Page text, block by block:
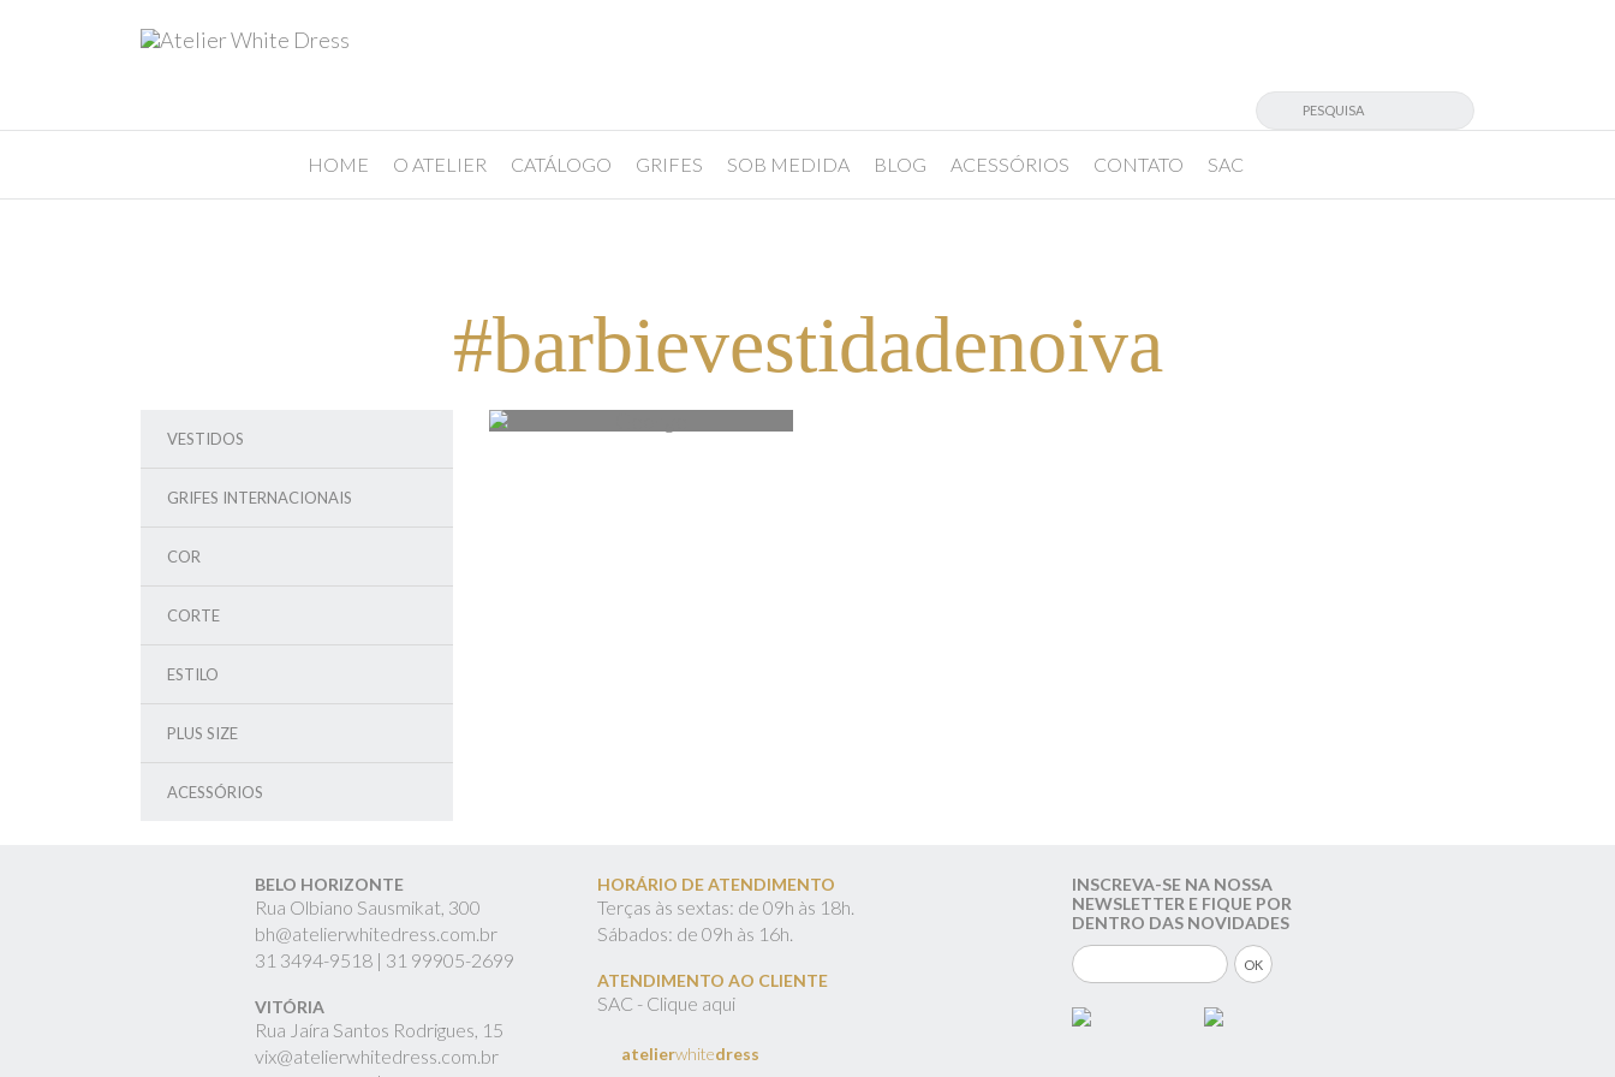
HOME O ATELIER CATÁLOGO GRIFES SOB MEDIDA BLOG ACESSÓRIOS CONTATO SAC
#barbievestidadenoiva
VESTIDOS
GRIFES INTERNACIONAIS
COR
CORTE
ESTILO
PLUS SIZE
ACESSÓRIOS
BELO HORIZONTE
Rua Olbiano Sausmikat, 300
bh@atelierwhitedress.com.br
31 3494-9518 | 31 99905-2699
VITÓRIA
Rua Jaíra Santos Rodrigues, 15
vix@atelierwhitedress.com.br
HORÁRIO DE ATENDIMENTO
Terças às sextas: de 09h às 18h.
Sábados: de 09h às 16h.
ATENDIMENTO AO CLIENTE
SAC - Clique aqui
atelierwhitedress
INSCREVA-SE NA NOSSA
NEWSLETTER E FIQUE POR
DENTRO DAS NOVIDADES